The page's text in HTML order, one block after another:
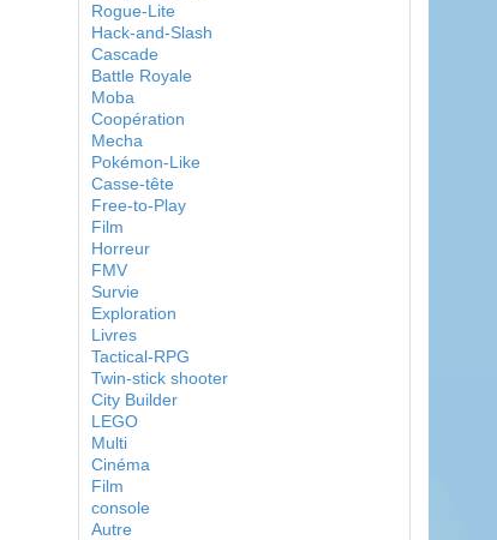
Rogue-Lite
Hack-and-Slash
Cascade
Battle Royale
Moba
Coopération
Mecha
Pokémon-Like
Casse-tête
Free-to-Play
Film
Horreur
FMV
Survie
Exploration
Livres
Tactical-RPG
Twin-stick shooter
City Builder
LEGO
Multi
Cinéma
Film
console
Autre